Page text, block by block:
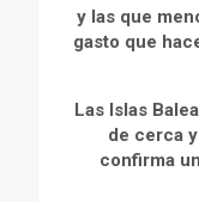
y las que
gasto que
Las Islas
de cerca
confirma